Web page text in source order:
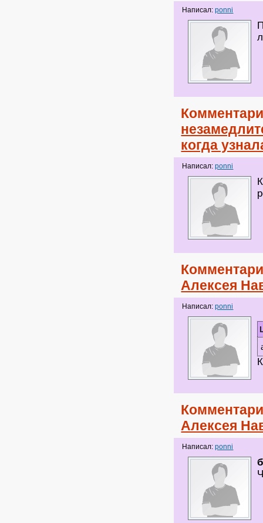
Написал:ponni
когда
Написал:ponni
Алексея
Написал:ponni
Алексея
Написал:ponni